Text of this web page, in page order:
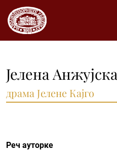
Јелена Анжујска
драма Јелене Кајго
Реч ауторке